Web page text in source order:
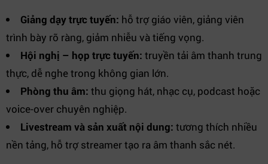
Giảng dạy trực tuyến: hỗ trợ giáo viên, giảng viên
trình bày rõ ràng, giảm nhiễu và tiếng vọng.
Hội nghị – họp trực tuyến: truyền tải âm thanh trung
thực, dễ nghe trong không gian lớn.
Phòng thu âm: thu giọng hát, nhạc cụ, podcast hoặc
voice-over chuyên nghiệp.
Livestream và sản xuất nội dung: tương thích nhiều
nền tảng, hỗ trợ streamer tạo ra âm thanh sắc nét.